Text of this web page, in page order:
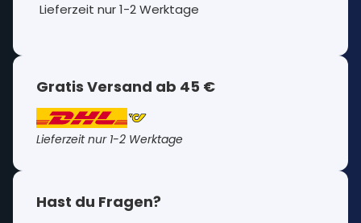
Lieferzeit nur 1-2 Werktage
Gratis Versand ab 45 €
Lieferzeit nur 1-2 Werktage
Hast du Fragen?